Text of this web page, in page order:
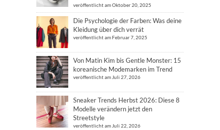
veröffentlicht am Oktober 20, 2025
Die Psychologie der Farben: Was deine
Kleidung über dich verrät
veröffentlicht am Februar 7, 2025
Von Matin Kim bis Gentle Monster: 15
koreanische Modemarken im Trend
veröffentlicht am Juli 27, 2026
Sneaker Trends Herbst 2026: Diese 8
Modelle verändern jetzt den
Streetstyle
veröffentlicht am Juli 22, 2026